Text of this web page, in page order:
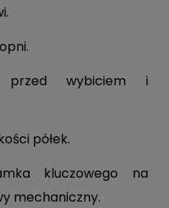
przed wybiciem i
półek.
kluczowego na
mechaniczny.